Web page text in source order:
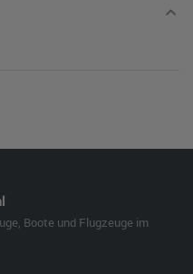
Boote und Flugzeuge im